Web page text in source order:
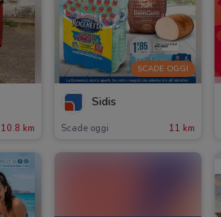
10.8 km
SCADE OGGI
Sidis
Scade oggi 11 km